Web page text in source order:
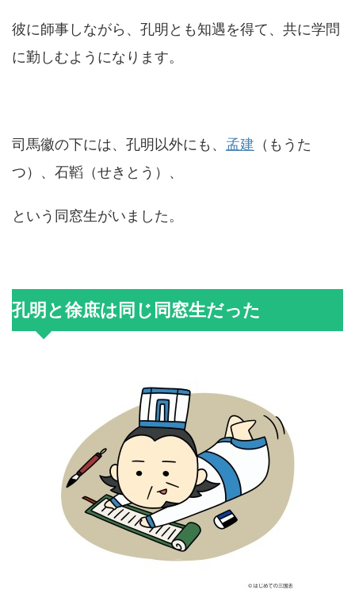
彼に師事しながら、孔明とも知遇を得て、共に学問
に勤しむようになります。
司馬徽の下には、孔明以外にも、 孟建 （もうた
つ）、石鞱（せきとう）、
という同窓生がいました。
孔明と徐庶は同じ同窓生だった